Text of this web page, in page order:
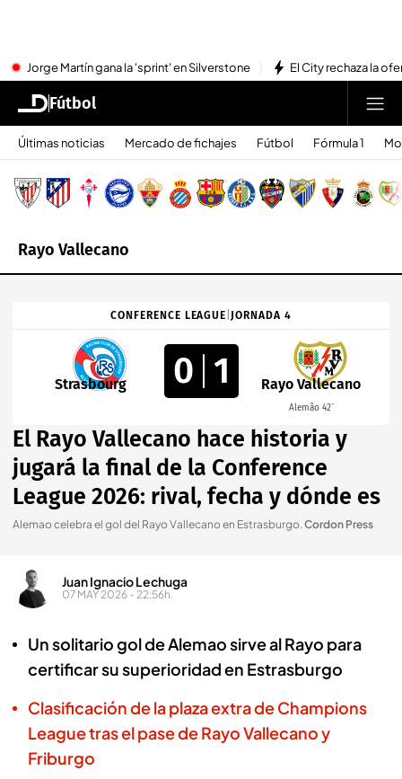
Jorge Martín gana la 'sprint' en Silverstone El City rechaza la
Fútbol
Últimas noticias Mercado de fichajes Fútbol Fórmula 1
Rayo Vallecano
CONFERENCE LEAGUE JORNADA 4
Strasbourg 0 1 Rayo Vallecano
Alemão 42´
El Rayo Vallecano hace historia y
jugará la final de la Conference
League 2026: rival, fecha y dónde es
Alemao celebra el gol del Rayo Vallecano en Estrasburgo.Cordon Press
Juan Ignacio Lechuga
07 MAY 2026 - 22:56h.
Un solitario gol de Alemao sirve al Rayo para
certificar su superioridad en Estrasburgo
Clasificación de la plaza extra de Champions
League tras el pase de Rayo Vallecano y
Friburgo